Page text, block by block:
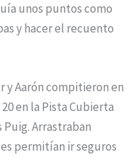
unos puntos como
y hacer el recuento
y Aarón compitieron en
en la Pista Cubierta
Arrastraban
permitían ir seguros